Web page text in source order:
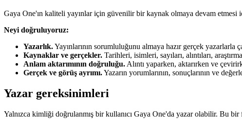
Gaya One'ın kaliteli yayınlar için güvenilir bir kaynak olmaya devam etmesi
Neyi doğruluyoruz:
Yazarlık.Yayınlarının sorumluluğunu almaya hazır gerçek yazarlarla
Kaynaklar ve gerçekler. Tarihleri, isimleri, sayıları, alıntıları,
Anlam aktarımının doğruluğu. Alıntı yaparken, aktarırken ve
Gerçek ve görüş ayrımı.Yazarın yorumlarının, sonuçlarının ve
Yazar gereksinimleri
Yalnızca kimliği doğrulanmış bir kullanıcı Gaya One'da yazar olabilir. Bu